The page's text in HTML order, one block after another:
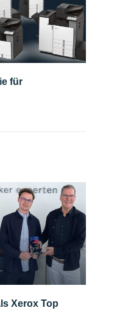
für
Xerox Top